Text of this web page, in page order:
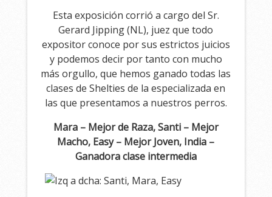
Esta exposición corrió a cargo del Sr.
Gerard Jipping (NL), juez que todo
expositor conoce por sus estrictos juicios
y podemos decir por tanto con mucho
más orgullo, que hemos ganado todas las
clases de Shelties de la especializada en
las que presentamos a nuestros perros.
Mara – Mejor de Raza, Santi – Mejor
Macho, Easy – Mejor Joven, India –
Ganadora clase intermedia